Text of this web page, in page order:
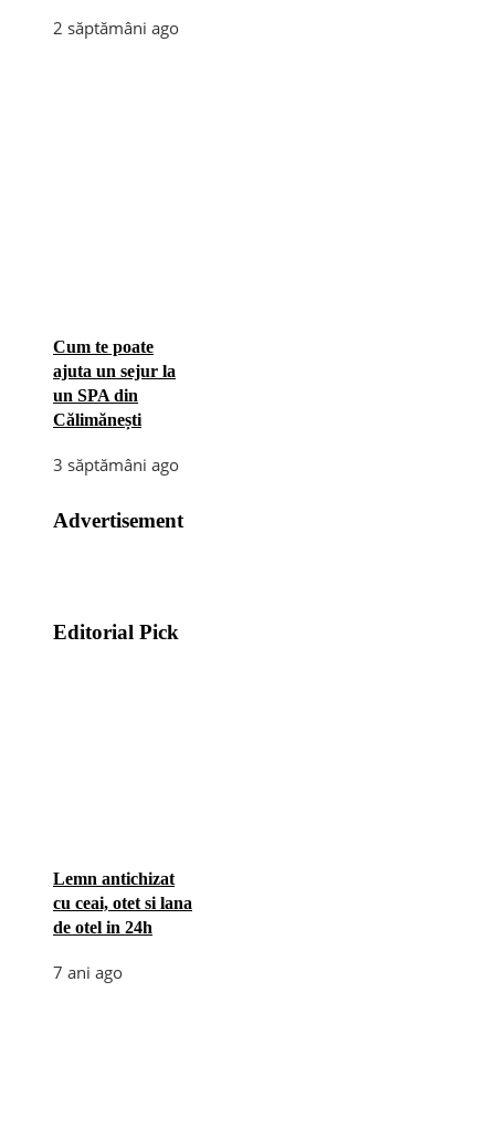
2 săptămâni ago
Cum te poate
ajuta un sejur la
un SPA din
Călimănești
3 săptămâni ago
Advertisement
Editorial Pick
Lemn antichizat
cu ceai, otet si lana
de otel in 24h
7 ani ago